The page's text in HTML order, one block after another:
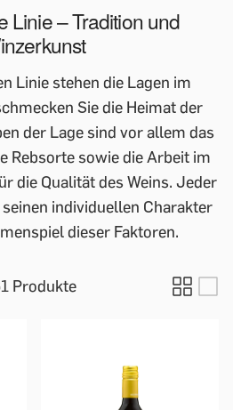
Linie – Tradition und
Linie stehen die Lagen im
Sie die Heimat der
der Lage sind vor allem das
Rebsorte sowie die Arbeit im
die Qualität des Weins. Jeder
individuellen Charakter
dieser Faktoren.
Produkte